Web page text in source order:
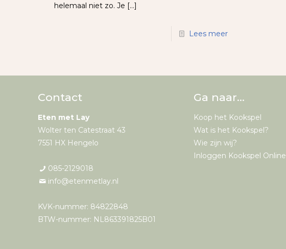
helemaal niet zo. Je […]
Lees meer
Contact
Eten met Lay
Wolter ten Catestraat 43
7551 HX Hengelo
085-2129018
info@etenmetlay.nl
KVK-nummer: 84822848
BTW-nummer: NL863391825B01
Ga naar…
Koop het Kookspel
Wat is het Kookspel?
Wie zijn wij?
Inloggen Kookspel Online